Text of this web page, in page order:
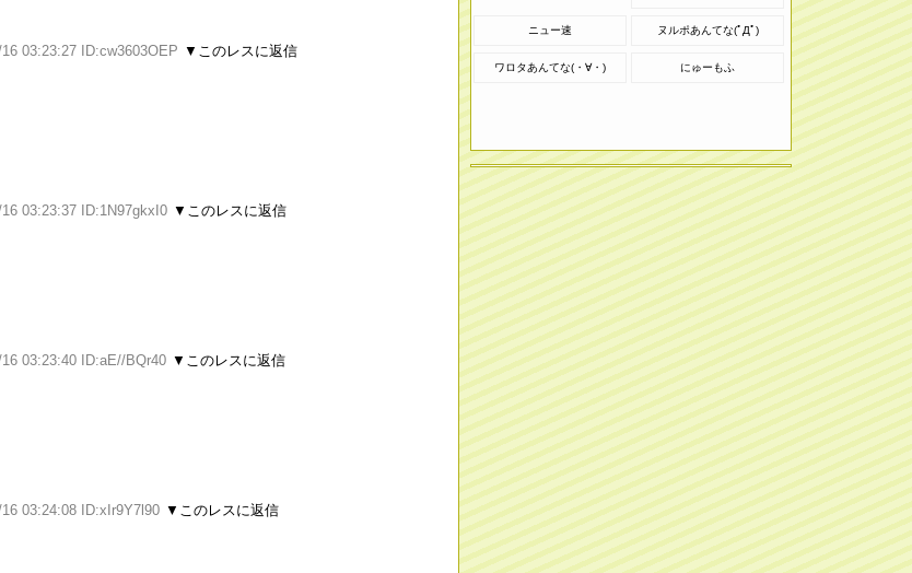
03:23:27 ID:cw3603OEP ▼このレスに返信
03:23:37 ID:1N97gkxI0 ▼このレスに返信
16 03:23:40 ID:aE//BQr40 ▼このレスに返信
03:24:08 ID:xIr9Y7l90 ▼このレスに返信
ニュー速 ヌルポあんてな(ﾟДﾟ)
ワロタあんてな(・∀・) にゅーもふ